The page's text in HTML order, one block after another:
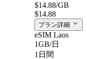
$14.88/GB
$14.88
プラン詳細
eSIM Laos
1GB/日
1日間